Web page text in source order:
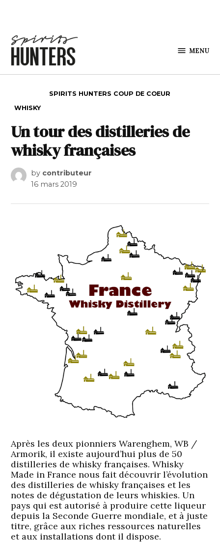
MENU
SPIRITS HUNTERS COUP DE COEUR
WHISKY
Un tour des distilleries de
whisky françaises
by contributeur
16 mars 2019
Après les deux pionniers Warenghem, WB /
Armorik, il existe aujourd’hui plus de 50
distilleries de whisky françaises. Whisky
Made in France nous fait découvrir l’évolution
des distilleries de whisky françaises et les
notes de dégustation de leurs whiskies. Un
pays qui est autorisé à produire cette liqueur
depuis la Seconde Guerre mondiale, et à juste
titre, grâce aux riches ressources naturelles
et aux installations dont il dispose.